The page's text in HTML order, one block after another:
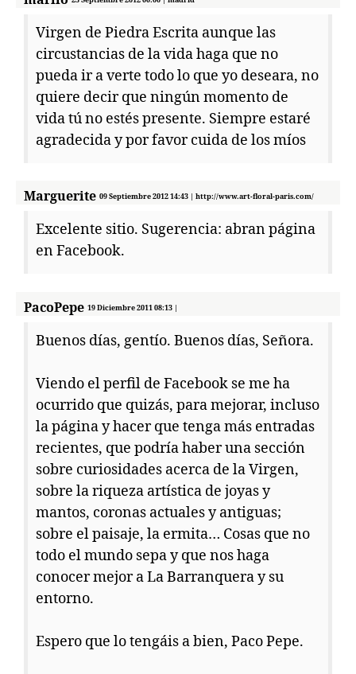
Virgen de Piedra Escrita aunque las
circustancias de la vida haga que no
pueda ir a verte todo lo que yo deseara, no
quiere decir que ningún momento de
vida tú no estés presente. Siempre estaré
agradecida y por favor cuida de los míos
Marguerite 09 Septiembre 2012 14:43 | http://www.art-floral-paris.com/
Excelente sitio. Sugerencia: abran página
en Facebook.
PacoPepe 19 Diciembre 2011 08:13 |
Buenos días, gentío. Buenos días, Señora.
Viendo el perfil de Facebook se me ha
ocurrido que quizás, para mejorar, incluso
la página y hacer que tenga más entradas
recientes, que podría haber una sección
sobre curiosidades acerca de la Virgen,
sobre la riqueza artística de joyas y
mantos, coronas actuales y antiguas;
sobre el paisaje, la ermita… Cosas que no
todo el mundo sepa y que nos haga
conocer mejor a La Barranquera y su
entorno.
Espero que lo tengáis a bien, Paco Pepe.